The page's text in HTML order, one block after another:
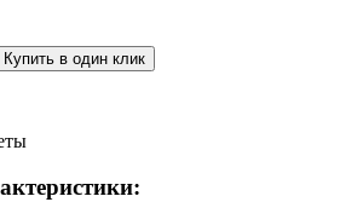
Купить в один клик